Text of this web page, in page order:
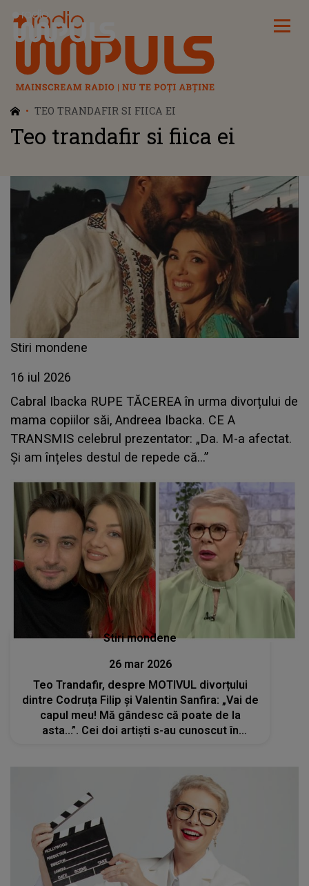
Radio Impuls
TEO TRANDAFIR SI FIICA EI
Teo trandafir si fiica ei
Stiri mondene
16 iul 2026
Cabral Ibacka RUPE TĂCEREA în urma divorțului de
mama copiilor săi, Andreea Ibacka. CE A
TRANSMIS celebrul prezentator: „Da. M-a afectat.
Și am înțeles destul de repede că...”
Stiri mondene
26 mar 2026
Teo Trandafir, despre MOTIVUL divorțului
dintre Codruța Filip și Valentin Sanfira: „Vai de
capul meu! Mă gândesc că poate de la
asta...”. Cei doi artiști s-au cunoscut în